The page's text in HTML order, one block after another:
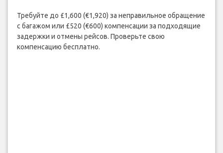
Требуйте до £1,600 (€1,920) за неправильное обращение
с багажом или £520 (€600) компенсации за подходящие
задержки и отмены рейсов. Проверьте свою
компенсацию бесплатно.